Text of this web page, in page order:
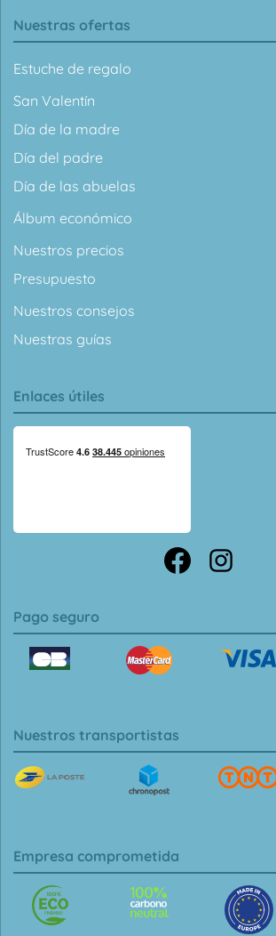
Nuestras ofertas
Estuche de regalo
San Valentín
Día de la madre
Día del padre
Día de las abuelas
Álbum económico
Nuestros precios
Presupuesto
Nuestros consejos
Nuestras guías
Enlaces útiles
Pago seguro
Nuestros transportistas
Empresa comprometida